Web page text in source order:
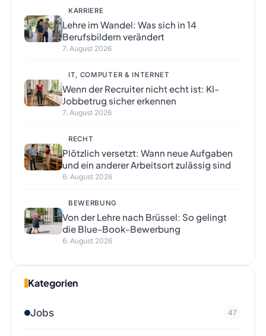
KARRIERE
Lehre im Wandel: Was sich in 14
Berufsbildern verändert
7. August 2026
IT, COMPUTER & INTERNET
Wenn der Recruiter nicht echt ist: KI-
Jobbetrug sicher erkennen
7. August 2026
RECHT
Plötzlich versetzt: Wann neue Aufgaben
und ein anderer Arbeitsort zulässig sind
6. August 2026
BEWERBUNG
Von der Lehre nach Brüssel: So gelingt
die Blue-Book-Bewerbung
6. August 2026
Kategorien
Jobs 47